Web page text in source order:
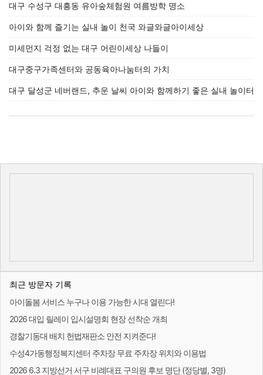
대구 수성구 대흥동 유아숲체험원 여름방학 명소
아이와 함께 즐기는 실내 놀이 천국 와글와글아이세상
미세먼지 걱정 없는 대구 어린이세상 나들이
대구중구가족센터와 공동육아나눔터의 가치
대구 달성군 네버랜드, 추운 날씨 아이와 함께하기 좋은 실내 놀이터
최근 방문자 기록
아이돌봄 서비스 누구나 이용 가능한 시대 열린다!
2026 대입 릴레이 입시설명회 현장 선착순 개최
경찰기동대 배치 헌법재판소 안전 지켜준다!
수성4가동행정복지센터 주차장 무료 주차장 위치와 이용법
2026 6.3 지방선거 서구 비례대표 구의원 후보 명단 (정당별, 3명)